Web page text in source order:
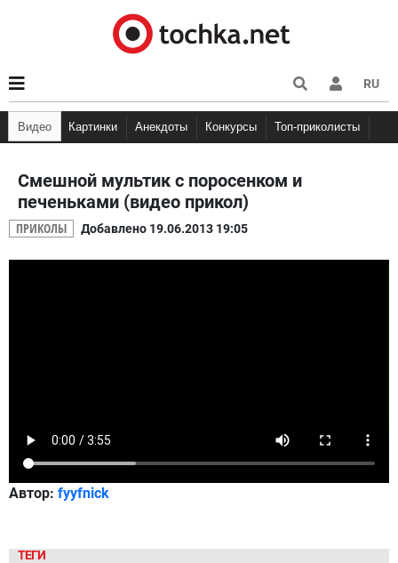
RU
Видео Картинки Анекдоты Конкурсы Топ-приколисты
Смешной мультик с поросенком и
печеньками (видео прикол)
ПРИКОЛЫ Добавлено 19.06.2013 19:05
Автор: fyyfnick
ТЕГИ